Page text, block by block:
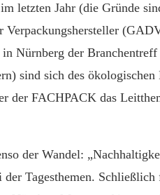
letzten Jahr (die Gründe
Verpackungshersteller
Nürnberg der Branchentreff
sind sich des ökologischen
der FACHPACK das
der Wandel:
Tagesthemen.